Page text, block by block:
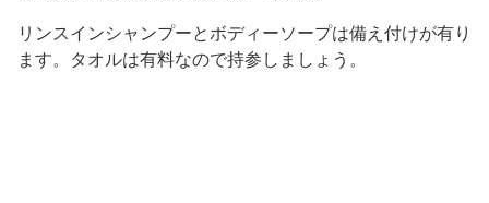
リンスインシャンプーとボディーソープは備え付けが有り
ます。タオルは有料なので持参しましょう。